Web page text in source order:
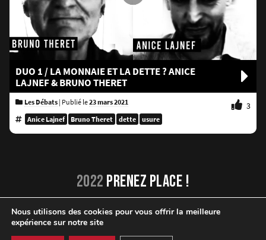
DUO 1 / LA MONNAIE ET LA DETTE ? ANICE
LAJNEF & BRUNO THERET
Les Débats | Publié le23 mars 2021 3
Anice Lajnef Bruno Theret dette usure
2022 PRENEZ PLACE !
YOUTUBE TWITTER FACEBOOK PODCAST
Nous utilisons des cookies pour vous offrir la meilleure
expérience sur notre site